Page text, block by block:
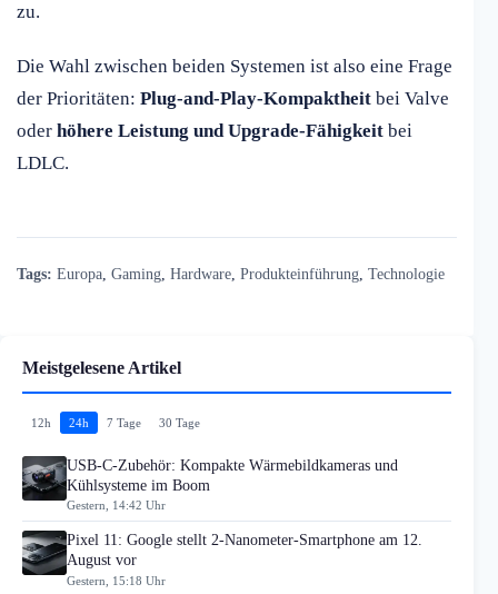
zu.
Die Wahl zwischen beiden Systemen ist also eine Frage
der Prioritäten: Plug-and-Play-Kompaktheit bei Valve
oder höhere Leistung und Upgrade-Fähigkeit bei
LDLC.
Tags: Europa Gaming Hardware Produkteinführung Technologie
Meistgelesene Artikel
12h 24h 7 Tage 30 Tage
USB-C-Zubehör: Kompakte Wärmebildkameras und
Kühlsysteme im Boom
Gestern, 14:42 Uhr
Pixel 11: Google stellt 2-Nanometer-Smartphone am 12.
August vor
Gestern, 15:18 Uhr